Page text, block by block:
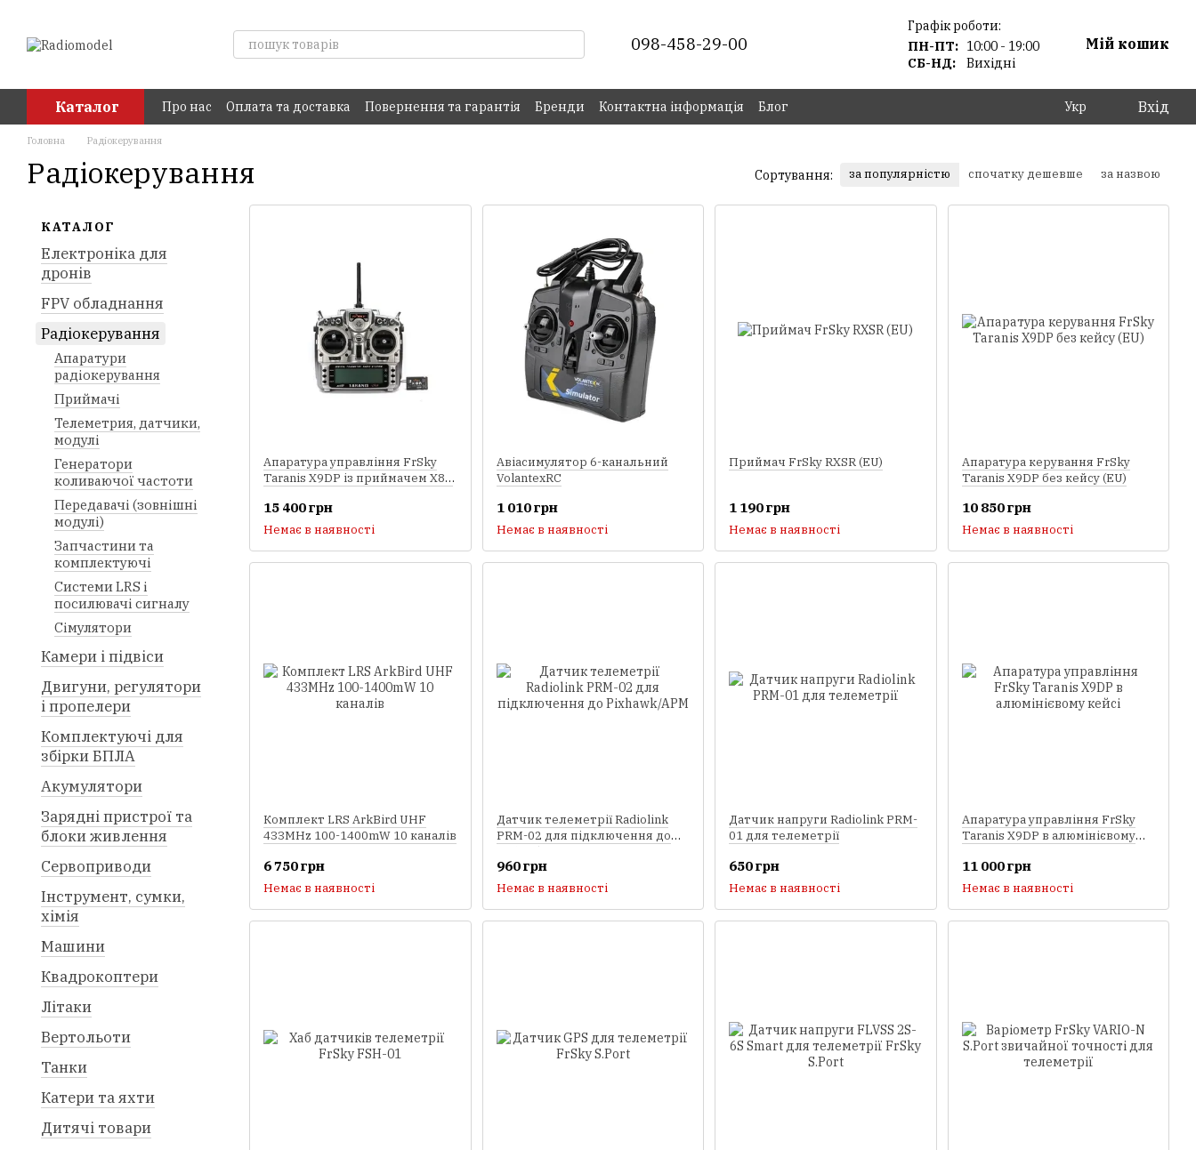
098-458-29-00
Графік роботи:
ПН-ПТ: 10:00 - 19:00
СБ-НД:
Вихідні
Мій кошик
Каталог Про нас Оплата та доставка Повернення та гарантія Бренди Контактна інформація Блог Укр Вхід
Головна Радіокерування
Радіокерування Сортування: за популярністю спочатку дешевше за назвою
Апаратура управління FrSky
Taranis X9DP із приймачем X8R
15 400 грн
Немає в наявності
Авіасимулятор 6-канальний
VolantexRC
1 010 грн
Немає в наявності
Приймач FrSky RXSR (EU)
1 190 грн
Немає в наявності
Апаратура керування FrSky
Taranis X9DP без кейсу (EU)
10 850 грн
Немає в наявності
Комплект LRS ArkBird UHF
433MHz 100-1400mW 10 каналів
6 750 грн
Немає в наявності
Датчик телеметрії Radiolink
PRM-02 для підключення до
Pixhawk/APM
960 грн
Немає в наявності
Датчик напруги Radiolink PRM-
01 для телеметрії
650 грн
Немає в наявності
Апаратура управління FrSky
Taranis X9DP в алюмінієвому
11 000 грн
Немає в наявності
КАТАЛОГ
Електроніка для
дронів
FPV обладнання
Радіокерування
Апаратури
радіокерування
Приймачі
Телеметрия, датчики,
модулі
Генератори
коливаючої частоти
Передавачі (зовнішні
модулі)
Запчастини та
комплектуючі
Системи LRS і
посилювачі сигналу
Сімулятори
Камери і підвіси
Двигуни, регулятори
і пропелери
Комплектуючі для
збірки БПЛА
Акумулятори
Зарядні пристрої та
блоки живлення
Сервоприводи
Інструмент, сумки,
хімія
Машини
Квадрокоптери
Літаки
Вертольоти
Танки
Катери та яхти
Дитячі товари